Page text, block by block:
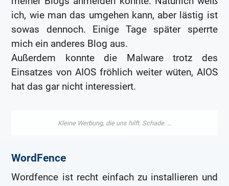
ich, wie man das umgehen kann, aber lästig ist
sowas dennoch. Einige Tage später sperrte
mich ein anderes Blog aus.
Außerdem konnte die Malware trotz des
Einsatzes von AIOS fröhlich weiter wüten, AIOS
hat das gar nicht interessiert.
WordFence
Wordfence ist recht einfach zu installieren und